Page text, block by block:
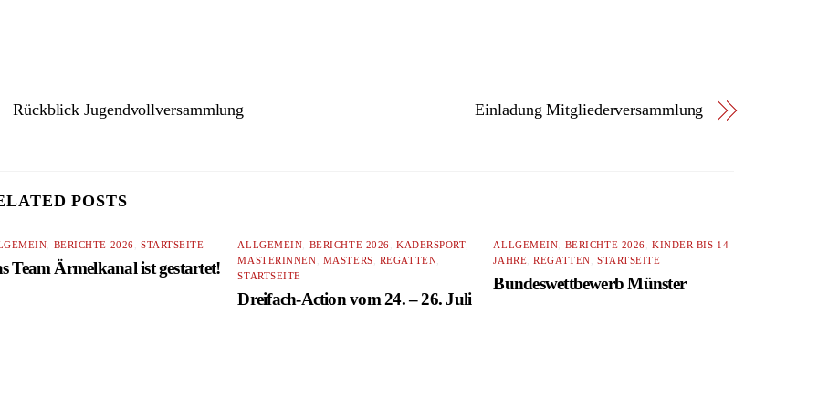
Rückblick Jugendvollversammlung Einladung Mitgliederversammlung
POSTS
BERICHTE 2026 STARTSEITE
Team Ärmelkanal ist gestartet!
ALLGEMEIN BERICHTE 2026 KADERSPORT,
MASTERINNEN
MASTERS REGATTEN
STARTSEITE
Dreifach-Action vom 24. – 26. Juli
ALLGEMEIN BERICHTE 2026 ,KINDER BIS 14
JAHRE ,REGATTEN STARTSEITE
Bundeswettbewerb Münster